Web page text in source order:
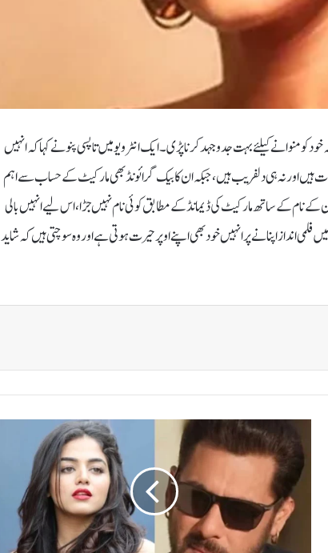
کو منوانے کیلئے بہت جدوجہد کرنا پڑی۔ایک انٹرویو میں تاپسی پنو نے کہا کہ انہیں
ہیں اورنہ ہی دلفریب ہیں، جبکہ ان کا بیک گرائونڈ بھی مارکیٹ کے حساب سے اہم
ان کے نام کے ساتھ مارکیٹ کی ڈیمانڈ کے مطابق کوئی نام نہیں جڑا، اس لیے انہیں بالی
انداز اپنانے پر انہیں خود بھی اپنے اوپر حیرت ہوتی ہے اور وہ سوچتی ہیں کہ شاید
خان